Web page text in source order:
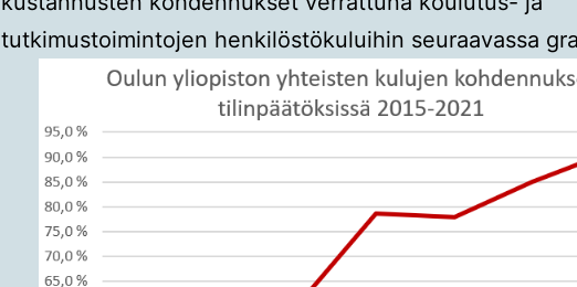
tutkimustoimintojen henkilöstökuluihin seuraavassa